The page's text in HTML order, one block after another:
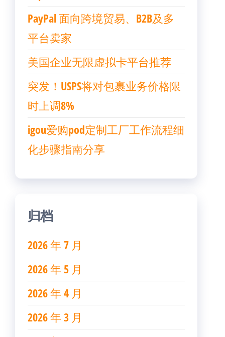
PayPal 面向跨境贸易、B2B及多
平台卖家
美国企业无限虚拟卡平台推荐
突发！USPS将对包裹业务价格限
时上调8%
igou爱购pod定制工厂工作流程细
化步骤指南分享
归档
2026 年 7 月
2026 年 5 月
2026 年 4 月
2026 年 3 月